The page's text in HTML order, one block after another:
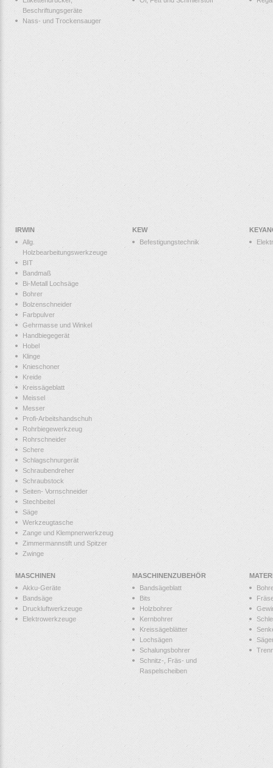
Beschriftungsgeräte
Nass- und Trockensauger
IRWIN
Allg.
Holzbearbeitungswerkzeuge
BIT
Bandmaß
Bi-Metall Lochsäge
Bohrer
Bolzenschneider
Farbpulver
Gehrmasse und Winkel
Handbiegegerät
Hobel
Klinge
Knieschoner
Kreide
Kreissägeblatt
Meissel
Messer
Profi-Arbeitshandschuh
Rohrbiegewerkzeug
Rohrschneider
Schere
Schlagschnurgerät
Schraubendreher
Schraubstock
Seiten- Vornschneider
Stechbeitel
Säge
Werkzeugtasche
Zange und Klempnerwerkzeug
Zimmermannstift und Spitzer
Zwinge
KEW
Befestigungstechnik
MASCHINEN
Akku-Geräte
Bandsäge
Druckluftwerkzeuge
Elektrowerkzeuge
MASCHINENZUBEHÖR
Bandsägeblatt
Bits
Holzbohrer
Kernbohrer
Kreissägeblätter
Lochsägen
Schalungsbohrer
Schnitz-, Fräs- und
Raspelscheiben